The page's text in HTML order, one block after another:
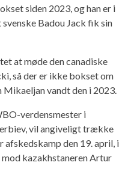
siden 2023, og han er i
svenske Badou Jack fik sin
at møde den canadiske
så der er ikke bokset om
vandt den i 2023.
verdensmester i
vil angiveligt trække
den 19. april, i
mod kazakhstaneren Artur